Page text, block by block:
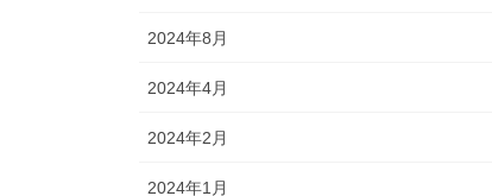
2024年8月
2024年4月
2024年2月
2024年1月